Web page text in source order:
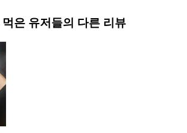
먹은 유저들의 다른 리뷰